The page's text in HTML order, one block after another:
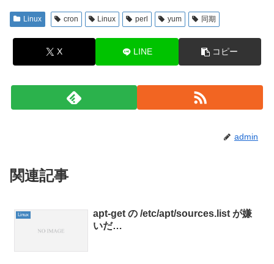
Linux cron Linux perl yum 同期
X LINE コピー
admin
関連記事
Linux
apt-get の /etc/apt/sources.list が嫌
いだ…